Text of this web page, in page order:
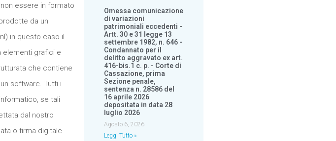
essere in formato
da un
in questo caso il
elementi grafici e
che contiene
software. Tutti i
se tali
dal nostro
o firma digitale
Omessa comunicazione
di variazioni
patrimoniali eccedenti -
Artt. 30 e 31 legge 13
settembre 1982, n. 646 -
Condannato per il
delitto aggravato ex art.
416-bis.1 c. p. - Corte di
Cassazione, prima
Sezione penale,
sentenza n. 28586 del
16 aprile 2026
depositata in data 28
luglio 2026
Agosto 6, 2026
Leggi Tutto »